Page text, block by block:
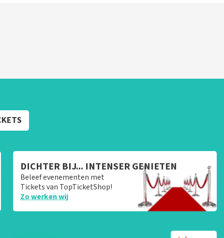
DICHTER BIJ... INTENSER GENIETEN
Beleef evenementen met
Tickets van TopTicketShop!
Zo werken wij